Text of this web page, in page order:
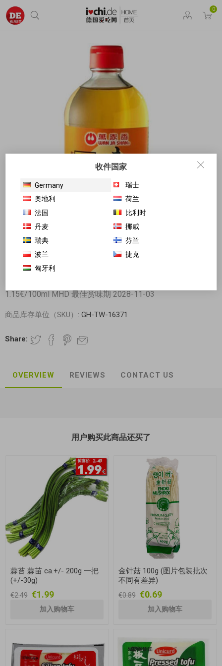
0
日本味淋 味醂 500ml 日期见内页
1.15€/100ml MHD 最佳赏味期 2028-11-03
商品库存单位（SKU）: GH-TW-16371
Share:
OVERVIEW REVIEWS CONTACT US
用户购买此商品还买了
蒜苔 蒜苗 ca.+/- 200g 一把
(+/-30g)
€2.49 €1.99
金针菇 100g (图片包装批次
不同有差异)
€0.89 €0.69
收件国家
Germany
瑞士
奥地利
荷兰
法国
比利时
丹麦
挪威
瑞典
芬兰
波兰
捷克
匈牙利